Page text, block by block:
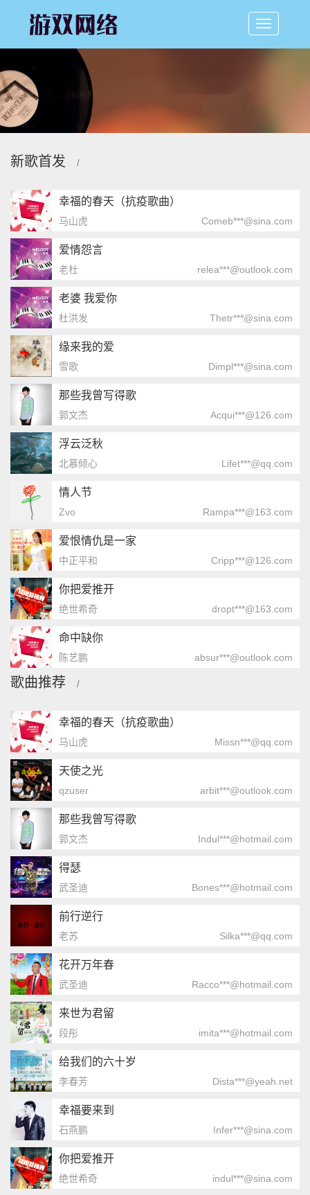
新歌首发 /
幸福的春天（抗疫歌曲）
Comeb***@sina.com
马山虎
爱情怨言
relea***@outlook.com
老杜
老婆 我爱你
Thetr***@sina.com
杜洪发
缘来我的爱
Dimpl***@sina.com
雪歌
那些我曾写得歌
Acqui***@126.com
郭文杰
浮云泛秋
Lifet***@qq.com
北慕倾心
情人节
Rampa***@163.com
Zvo
爱恨情仇是一家
Cripp***@126.com
中正平和
你把爱推开
dropt***@163.com
绝世希奇
命中缺你
absur***@outlook.com
陈艺鹏
歌曲推荐 /
幸福的春天（抗疫歌曲）
Missn***@qq.com
马山虎
天使之光
arbit***@outlook.com
qzuser
那些我曾写得歌
Indul***@hotmail.com
郭文杰
得瑟
Bones***@hotmail.com
武圣迪
前行逆行
Silka***@qq.com
老苏
花开万年春
Racco***@hotmail.com
武圣迪
来世为君留
imita***@hotmail.com
段彤
给我们的六十岁
Dista***@yeah.net
李春芳
幸福要来到
Infer***@sina.com
石燕鹏
你把爱推开
indul***@sina.com
绝世希奇